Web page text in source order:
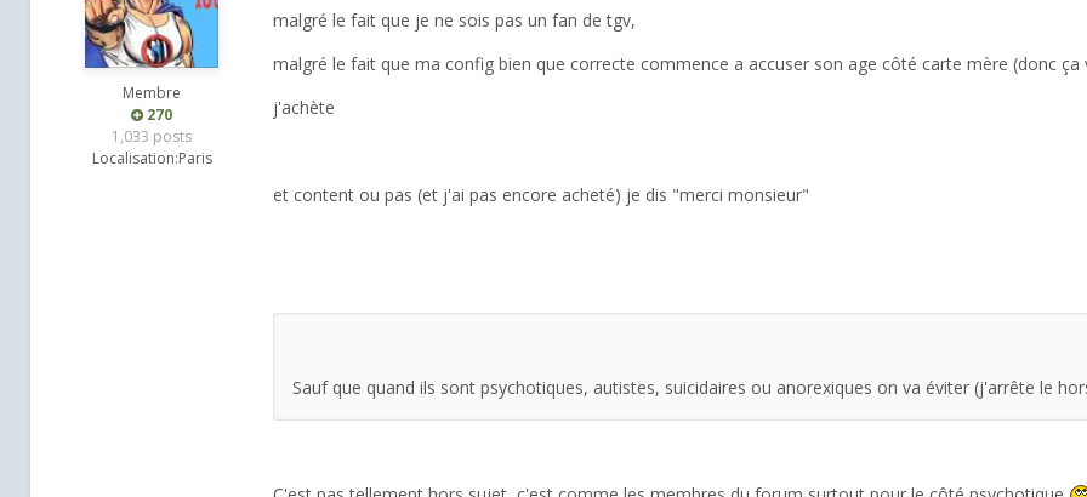
Membre
270
1,033 posts
Localisation:Paris
malgré le fait que je ne sois pas un fan de tgv,
malgré le fait que ma config bien que correcte commence a accuser son age côté carte mère (donc ça
j'achète
et content ou pas (et j'ai pas encore acheté) je dis "merci monsieur"
Sauf que quand ils sont psychotiques, autistes, suicidaires ou anorexiques on va éviter (j'arrête le